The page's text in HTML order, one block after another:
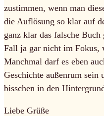
zustimmen, wenn man
die Auflösung so klar auf
ganz klar das falsche
Fall ja gar nicht im Fokus,
Manchmal darf es eben
Geschichte außenrum sein
bisschen in den
Liebe Grüße